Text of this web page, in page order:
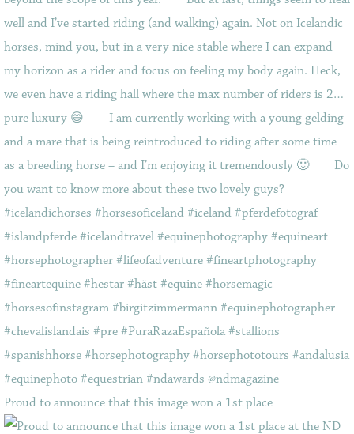
Proud to announce that this image won a 1st place